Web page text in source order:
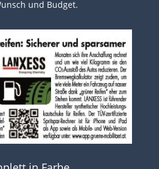
und Budget.